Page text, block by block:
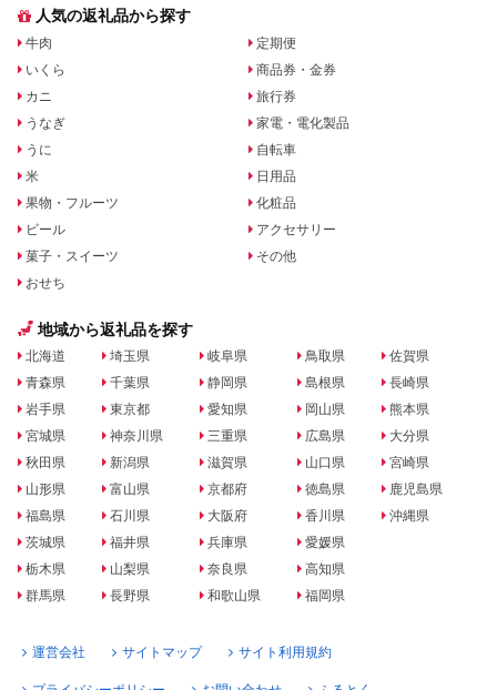
人気の返礼品から探す
牛肉
いくら
カニ
うなぎ
うに
米
果物・フルーツ
ビール
菓子・スイーツ
おせち
定期便
商品券・金券
旅行券
家電・電化製品
自転車
日用品
化粧品
アクセサリー
その他
地域から返礼品を探す
北海道
青森県
岩手県
宮城県
秋田県
山形県
福島県
茨城県
栃木県
群馬県
埼玉県
千葉県
東京都
神奈川県
新潟県
富山県
石川県
福井県
山梨県
長野県
岐阜県
静岡県
愛知県
三重県
滋賀県
京都府
大阪府
兵庫県
奈良県
和歌山県
鳥取県
島根県
岡山県
広島県
山口県
徳島県
香川県
愛媛県
高知県
福岡県
佐賀県
長崎県
熊本県
大分県
宮崎県
鹿児島県
沖縄県
運営会社 サイトマップ サイト利用規約